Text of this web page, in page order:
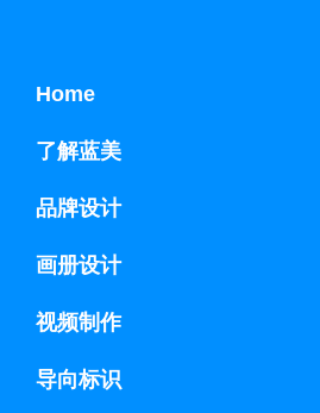
Home
了解蓝美
品牌设计
画册设计
视频制作
导向标识